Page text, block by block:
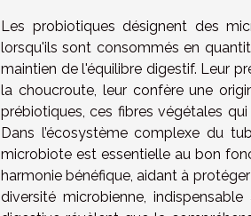
Les probiotiques désignent des
lorsqu'ils sont consommés en
maintien de l'équilibre digestif. Leur
la choucroute, leur confère une
prébiotiques, ces fibres végétales
Dans l’écosystème complexe du
microbiote est essentielle au bon
harmonie bénéfique, aidant à
diversité microbienne,